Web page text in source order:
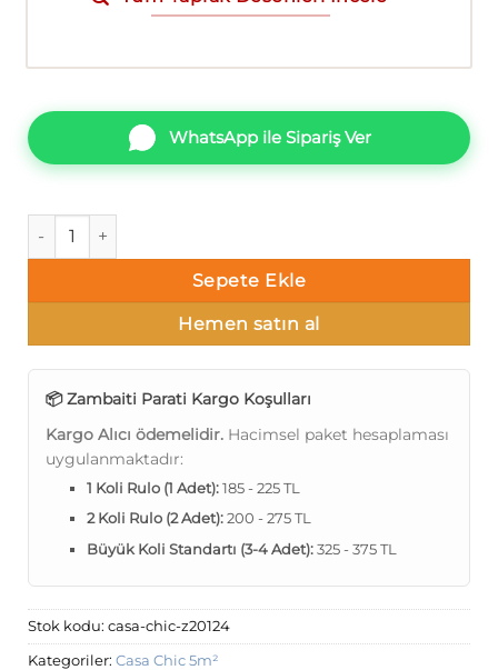
WhatsApp ile Sipariş Ver
İthal Casa Chic C14-1 z20124 Yaprak Duvar Kağıdı 5m² adet
Sepete Ekle
Hemen satın al
📦 Zambaiti Parati Kargo Koşulları
Kargo Alıcı ödemelidir. Hacimsel paket hesaplaması
uygulanmaktadır:
1 Koli Rulo (1 Adet):185 - 225 TL
2 Koli Rulo (2 Adet):200 - 275 TL
Büyük Koli Standartı (3-4 Adet):325 - 375 TL
Stok kodu: casa-chic-z20124
Kategoriler: Casa Chic 5m²